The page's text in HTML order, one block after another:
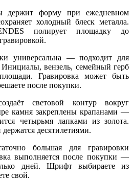
держит форму при ежедневном
холодный блеск металла.
полирует площадку до
универсальна — подходит для
вензель, семейный герб
Гравировка может быть
после покупки.
световой контур вокруг
камня закреплены крапанами —
четырьмя лапками из золота.
десятилетиями.
большая для гравировки
выполняется после покупки —
дней. Шрифт выбираете из
свой.